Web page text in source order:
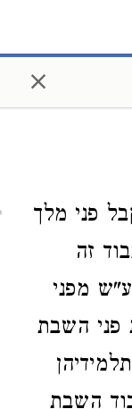
×
פני מלך
זה
מפני
פני השבת